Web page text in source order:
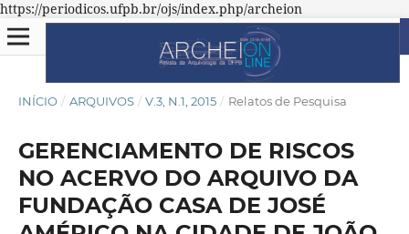
https://periodicos.ufpb.br/ojs/index.php/archeion
INÍCIO / ARQUIVOS / V.3, N.1, 2015 / Relatos de Pesquisa
GERENCIAMENTO DE RISCOS
NO ACERVO DO ARQUIVO DA
FUNDAÇÃO CASA DE JOSÉ